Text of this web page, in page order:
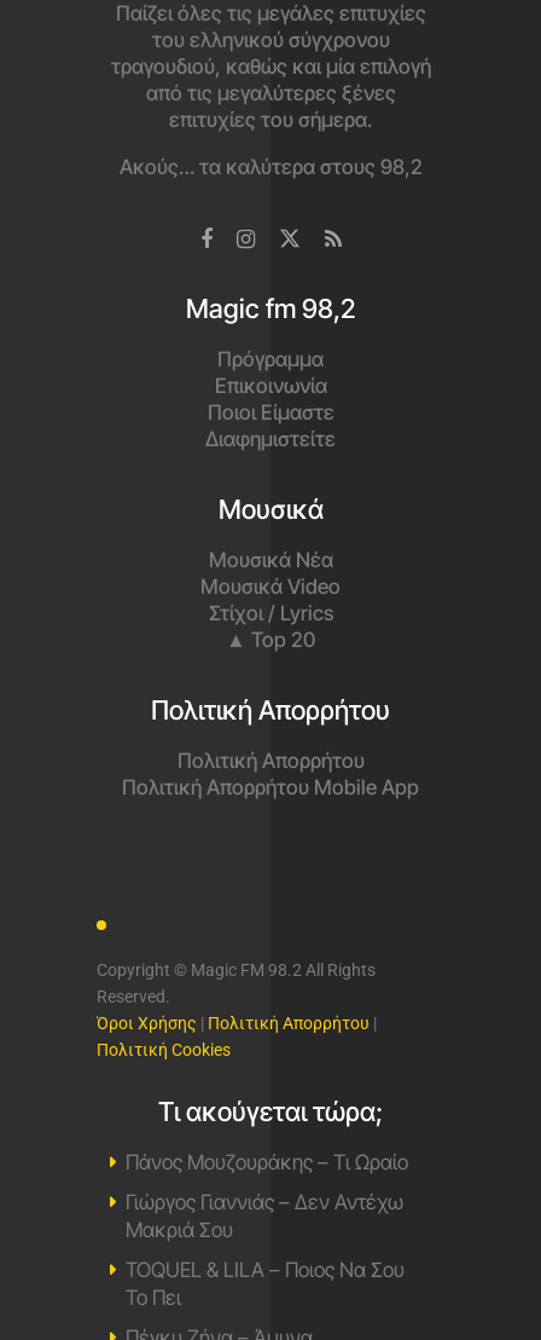
Παίζει όλες τις μεγάλες επιτυχίες
του ελληνικού σύγχρονου
τραγουδιού, καθώς και μία επιλογή
από τις μεγαλύτερες ξένες
επιτυχίες του σήμερα.
Ακούς… τα καλύτερα στους 98,2
Magic fm 98,2
Πρόγραμμα
Επικοινωνία
Ποιοι Είμαστε
Διαφημιστείτε
Μουσικά
Μουσικά Νέα
Μουσικά Video
Στίχοι / Lyrics
▲ Top 20
Πολιτική Απορρήτου
Πολιτική Απορρήτου
Πολιτική Απορρήτου Mobile App
Copyright © Magic FM 98.2 All Rights
Reserved.
Όροι Χρήσης | Πολιτική Απορρήτου |
Πολιτική Cookies
Τι ακούγεται τώρα;
Πάνος Μουζουράκης – Τι Ωραίο
Γιώργος Γιαννιάς – Δεν Αντέχω
Μακριά Σου
TOQUEL & LILA – Ποιος Να Σου
Το Πει